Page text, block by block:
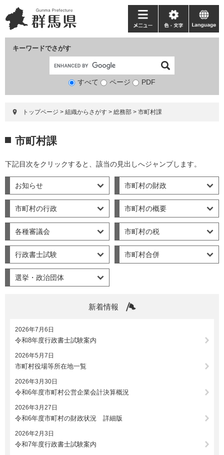
ー
ジ
ニ
ュ
て
キーワードでさがす
検
象
すべて ページ PDF
メ
ニ
ー
色・
文
language
トップページ > 組織からさがす > 総務部 > 市町村課
文 市町村課
下記目次をクリックすると、該当の見出しへジャンプします。
お知らせ 市町村の財政
市町村の行政 市町村の概要
各種審議会 市町村の税
行政書士試験 市町村合併
選挙・政治団体
新着情報
2026年7月6日
令和8年度行政書士試験案内
2026年5月7日
市町村役場等所在地一覧
2026年3月30日
令和6年度市町村公営企業会計決算概況
2026年3月27日
令和6年度市町村の財政状況 詳細版
2026年2月3日
令和7年度行政書士試験案内